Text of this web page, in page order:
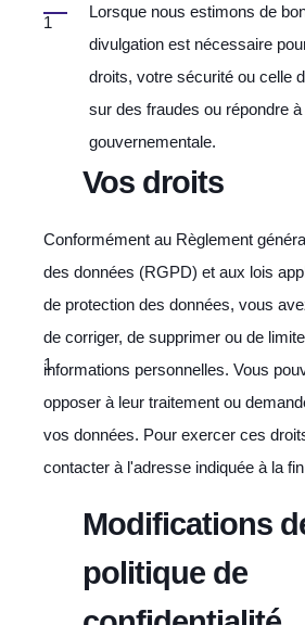
Lorsque nous estimons de
divulgation est nécessaire
droits, votre sécurité ou celle
sur des fraudes ou répondre
gouvernementale.
Vos droits
Conformément au Règlement
des données (RGPD) et aux lois
de protection des données, vous
de corriger, de supprimer ou de
informations personnelles. Vous
opposer à leur traitement ou
vos données. Pour exercer ces
contacter à l'adresse indiquée à la
Modifications
politique de